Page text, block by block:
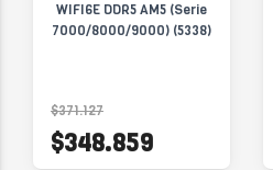
WIFI6E DDR5 AM5 (Serie
7000/8000/9000) (5338)
$371.127
$348.859